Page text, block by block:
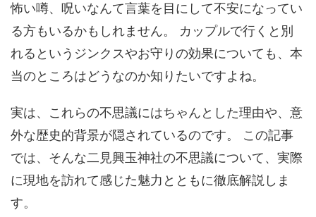
怖い噂、呪いなんて言葉を目にして不安になってい
る方もいるかもしれません。 カップルで行くと別
れるというジンクスやお守りの効果についても、本
当のところはどうなのか知りたいですよね。
実は、これらの不思議にはちゃんとした理由や、意
外な歴史的背景が隠されているのです。 この記事
では、そんな二見興玉神社の不思議について、実際
に現地を訪れて感じた魅力とともに徹底解説しま
す。